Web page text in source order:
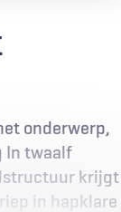
onderwerp,
In twaalf
krijgt
in hapklare